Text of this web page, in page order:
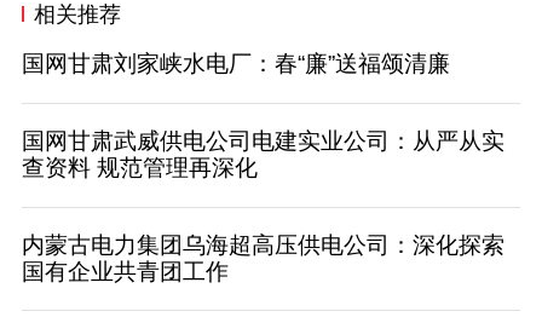
相关推荐
国网甘肃刘家峡水电厂：春“廉”送福颂清廉
国网甘肃武威供电公司电建实业公司：从严从实
查资料 规范管理再深化
内蒙古电力集团乌海超高压供电公司：深化探索
国有企业共青团工作